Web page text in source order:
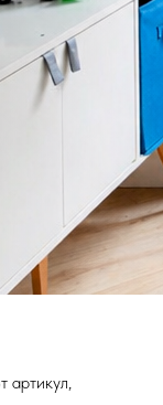
артикул,